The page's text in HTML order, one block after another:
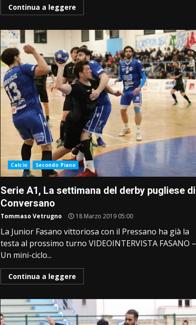
Continua a leggere
Calcio Secondo Piano
Serie A1, La settimana del derby pugliese di
Conversano
Tommaso Vetrugno 18 Marzo 2019 05:00
La Junior Fasano vittoriosa con il Pressano ha già la
testa al prossimo turno VIDEOINTERVISTA FASANO –
Un mini-ciclo...
Continua a leggere